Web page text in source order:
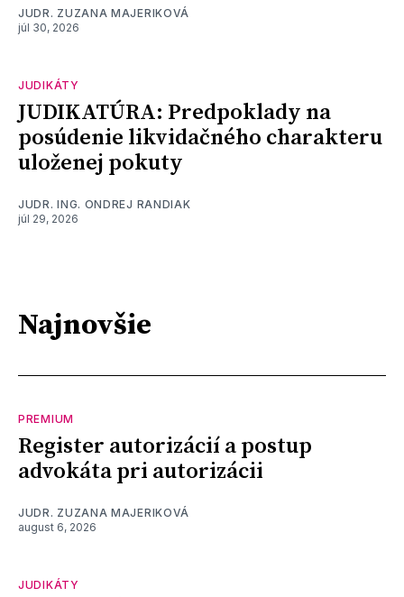
JUDR. ZUZANA MAJERIKOVÁ
júl 30, 2026
JUDIKÁTY
JUDIKATÚRA: Predpoklady na
posúdenie likvidačného charakteru
uloženej pokuty
JUDR. ING. ONDREJ RANDIAK
júl 29, 2026
Najnovšie
PREMIUM
Register autorizácií a postup
advokáta pri autorizácii
JUDR. ZUZANA MAJERIKOVÁ
august 6, 2026
JUDIKÁTY